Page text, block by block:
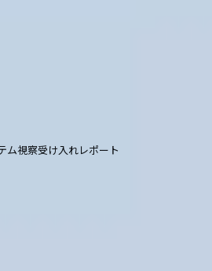
ム視察受け入れレポート